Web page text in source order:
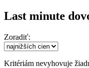
Last minute
Zoradiť:
Kritériám nevyhovuje